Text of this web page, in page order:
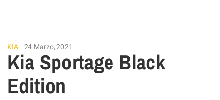
KIA 24 Marzo, 2021
Kia Sportage Black
Edition